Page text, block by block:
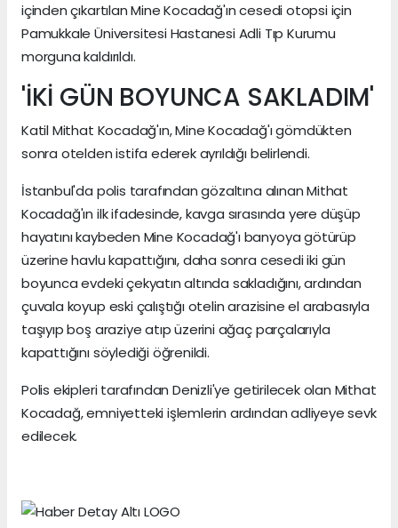
içinden çıkartılan Mine Kocadağ'ın cesedi otopsi için
Pamukkale Üniversitesi Hastanesi Adli Tıp Kurumu
morguna kaldırıldı.
'İKİ GÜN BOYUNCA SAKLADIM'
Katil Mithat Kocadağ'ın, Mine Kocadağ'ı gömdükten
sonra otelden istifa ederek ayrıldığı belirlendi.
İstanbul'da polis tarafından gözaltına alınan Mithat
Kocadağ'ın ilk ifadesinde, kavga sırasında yere düşüp
hayatını kaybeden Mine Kocadağ'ı banyoya götürüp
üzerine havlu kapattığını, daha sonra cesedi iki gün
boyunca evdeki çekyatın altında sakladığını, ardından
çuvala koyup eski çalıştığı otelin arazisine el arabasıyla
taşıyıp boş araziye atıp üzerini ağaç parçalarıyla
kapattığını söylediği öğrenildi.
Polis ekipleri tarafından Denizli'ye getirilecek olan Mithat
Kocadağ, emniyetteki işlemlerin ardından adliyeye sevk
edilecek.